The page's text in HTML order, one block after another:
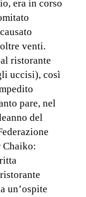
era in corso
venti.
ristorante
uccisi), così
pare, nel
del
Chaiko:
un’ospite